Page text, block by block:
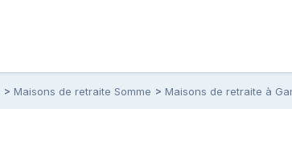
Maisons de retraite Somme Maisons de retraite à